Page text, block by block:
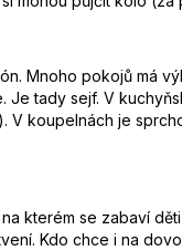
Mnoho pokojů má
tady sejf. V
koupelnách je
kterém se zabaví
Kdo chce i na